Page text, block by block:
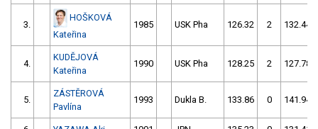
3.
HOŠKOVÁ
Kateřina
1985 USK Pha 126.32 2 132.44
4.
KUDĚJOVÁ
Kateřina
1990 USK Pha 128.25 2 127.78
5.
ZÁSTĚROVÁ
Pavlína
1993 Dukla B. 133.86 0 141.94